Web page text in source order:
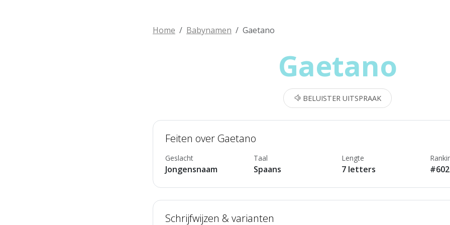
Home Babynamen Gaetano
Gaetano
BELUISTER UITSPRAAK
Feiten over Gaetano
Geslacht
Jongensnaam
Taal
Spaans
Lengte
7 letters
Schrijfwijzen & varianten